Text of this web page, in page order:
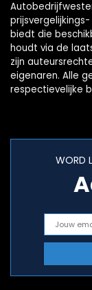
biedt die
houdt via de
zijn
eigenaren. Alle
respectievelijke
WORD